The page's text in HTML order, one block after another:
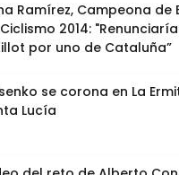
Ramírez, Campeona de
2014:
por uno de Cataluña”
se corona en La
Lucía